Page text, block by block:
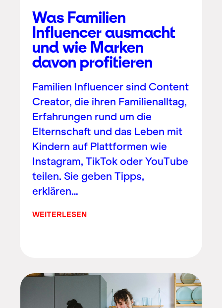
Was Familien
Influencer ausmacht
und wie Marken
davon profitieren
Familien Influencer sind Content
Creator, die ihren Familienalltag,
Erfahrungen rund um die
Elternschaft und das Leben mit
Kindern auf Plattformen wie
Instagram, TikTok oder YouTube
teilen. Sie geben Tipps,
erklären…
WEITERLESEN